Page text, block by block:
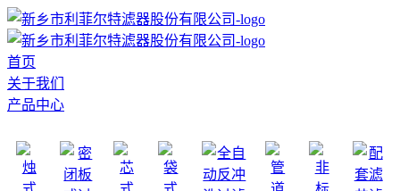
首页
关于我们
产品中心